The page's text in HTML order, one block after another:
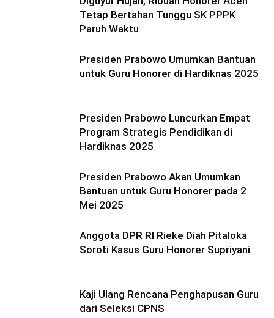
Tetap Bertahan Tunggu SK PPPK
Paruh Waktu
Presiden Prabowo Umumkan Bantuan
untuk Guru Honorer di Hardiknas 2025
Presiden Prabowo Luncurkan Empat
Program Strategis Pendidikan di
Hardiknas 2025
Presiden Prabowo Akan Umumkan
Bantuan untuk Guru Honorer pada 2
Mei 2025
Anggota DPR RI Rieke Diah Pitaloka
Soroti Kasus Guru Honorer Supriyani
Kaji Ulang Rencana Penghapusan Guru
dari Seleksi CPNS